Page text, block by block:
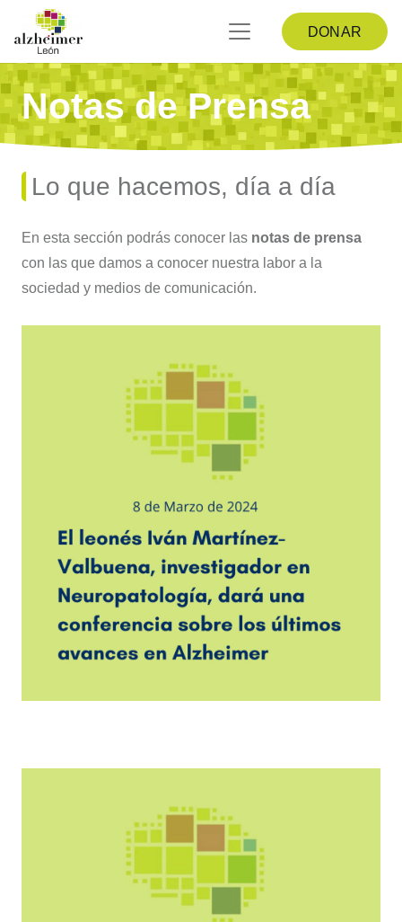
DONAR
Notas de Prensa
Lo que hacemos, día a día
En esta sección podrás conocer las notas de prensa
con las que damos a conocer nuestra labor a la
sociedad y medios de comunicación.